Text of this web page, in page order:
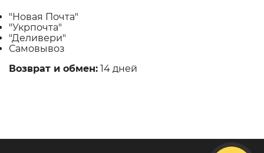
"Новая Почта"
"Укрпочта"
"Деливери"
Самовывоз
Возврат и обмен: 14 дней